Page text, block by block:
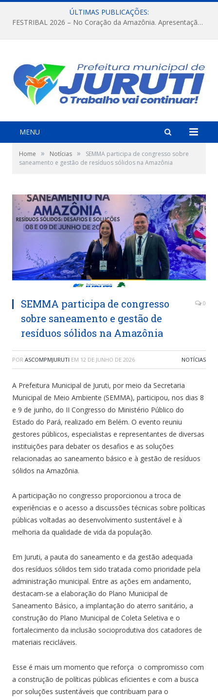
ÚLTIMAS PUBLICAÇÕES:
FESTRIBAL 2026 – No Coração da Amazônia. Apresentação da Munduruku.
MENU
Home » Notícias »
SEMMA participa de congresso sobre
saneamento e gestão de resíduos sólidos na Amazônia
SEMMA participa de congresso
sobre saneamento e gestão de
resíduos sólidos na Amazônia
0
POR ASCOMPMJURUTI EM 12 DE JUNHO DE 2026 NOTÍCIAS
A Prefeitura Municipal de Juruti, por meio da Secretaria
Municipal de Meio Ambiente (SEMMA), participou, nos dias 8
e 9 de junho, do II Congresso do Ministério Público do
Estado do Pará, realizado em Belém. O evento reuniu
gestores públicos, especialistas e representantes de diversas
instituições para debater os desafios e as soluções
relacionadas ao saneamento básico e à gestão de resíduos
sólidos na Amazônia.
A participação no congresso proporcionou a troca de
experiências e o acesso a discussões técnicas sobre políticas
públicas voltadas ao desenvolvimento sustentável e à
melhoria da qualidade de vida da população.
Em Juruti, a pauta do saneamento e da gestão adequada
dos resíduos sólidos tem sido tratada como prioridade pela
administração municipal. Entre as ações em andamento,
destacam-se a elaboração do Plano Municipal de
Saneamento Básico, a implantação do aterro sanitário, a
construção do Plano Municipal de Coleta Seletiva e o
fortalecimento da inclusão socioprodutiva dos catadores de
materiais recicláveis.
Esse é mais um momento que reforça o compromisso com
a construção de políticas públicas eficientes e com a busca
por soluções sustentáveis que contribuam para o